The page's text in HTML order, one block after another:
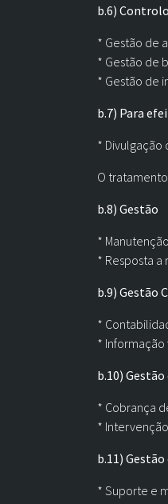
b.6)
* Gestão de
* Gestão de
* Gestão de
b.7) Para
* Divulgação
O
b.8) Gestão
*
* Resposta
b.9) Gestão
*
* Informação
b.10)
* Cobrança
*
b.11)
* Suporte e